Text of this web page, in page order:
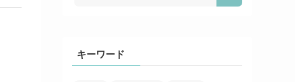
キーワード